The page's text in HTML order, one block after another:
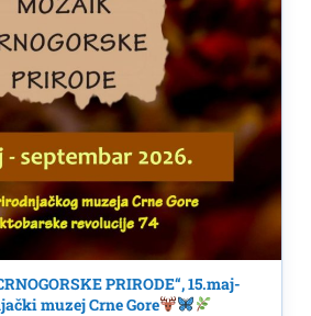
PRIRODE“, 15.maj-
muzej Crne Gore